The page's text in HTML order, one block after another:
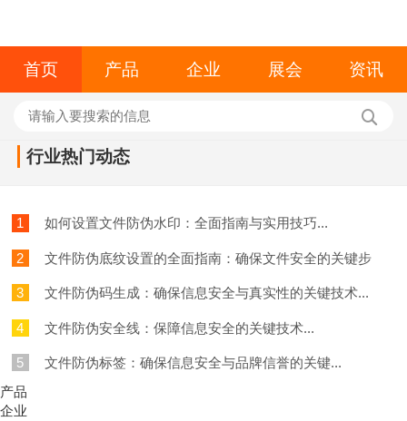
首页 产品 企业 展会 资讯
行业热门动态
1 如何设置文件防伪水印：全面指南与实用技巧...
2
文件防伪底纹设置的全面指南：确保文件安全的关键步
骤...
3 文件防伪码生成：确保信息安全与真实性的关键技术...
4 文件防伪安全线：保障信息安全的关键技术...
5
文件防伪标签：确保信息安全与品牌信誉的关键...
产品
企业